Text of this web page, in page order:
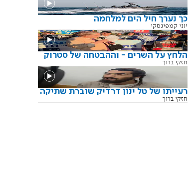
כך נערך חיל הים למלחמה
יוני קמפינסקי
הלחץ על השרים - וההבטחה של סטרוק
חזקי ברוך
רעייתו של טל ינון דרדיק שוברת שתיקה
חזקי ברוך